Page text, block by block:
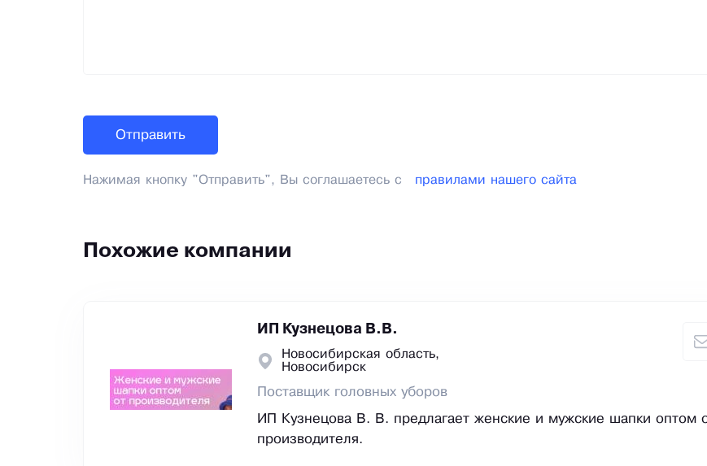
Нажимая кнопку "Отправить", Вы соглашаетесь с правилами нашего сайта
Похожие компании
ИП Кузнецова В.В.
Новосибирская область,
Новосибирск
Поставщик головных уборов
ИП Кузнецова В. В. предлагает женские и мужские шапки оптом
производителя.